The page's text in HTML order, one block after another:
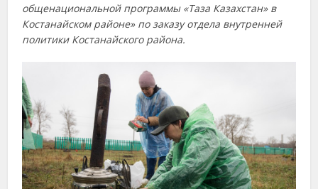
общенациональной программы «Таза Казахстан» в
Костанайском районе» по заказу отдела внутренней
политики Костанайского района.